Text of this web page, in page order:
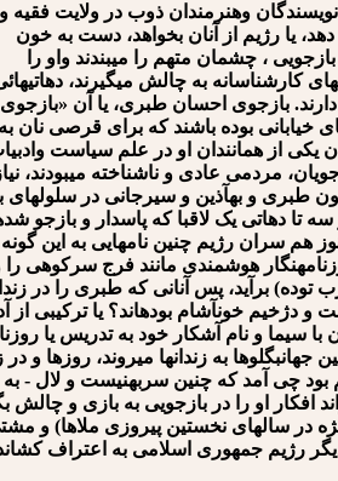
وهنرمندان ذوب در ولایت فقیه و
یا رژیم از آنان بخواهد، دست به خون
، چشمان متهم را می⁯بندند واو را
کارشناسانه به چالش می⁯گیرند،
بازجوی احسان طبری، یا آن
خیابانی بوده باشند که برای قرصی
از همانندان او در علم سیاست
مردمی عادی و ناشناخته می⁯بودند،
طبری و به⁯آذین و سیرجانی در سلولهای
تا دهاتی یک لاقبا که پاسدار و بازجو
هم سران رژیم چنین نام⁯هایی به این گونه
هوشمندی مانند فرج سرکوهی را
برآید، پس آنانی که طبری را در
دژخیم خون⁯آشام بوده⁯اند؟ یا ترکیبی
سیما و نام آشکار خود به تدریس یا
جهانبگلوها به زندانها می⁯روند،
هم بود چی آمد که چنین سربه⁯نیست و
او را در بازجویی به بازی و چالش
سالهای نخستین پیروزی ملاها) و مشتی
رژیم جمهوری اسلامی به اعتراف